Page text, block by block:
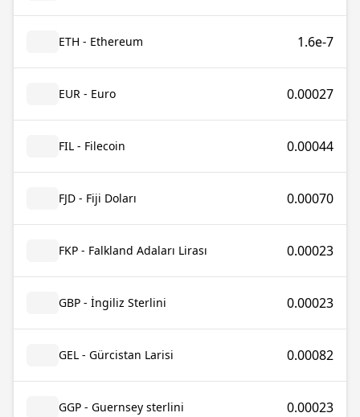
ETH - Ethereum 1.6e-7
EUR - Euro 0.00027
FIL - Filecoin 0.00044
FJD - Fiji Doları 0.00070
FKP - Falkland Adaları Lirası 0.00023
GBP - İngiliz Sterlini 0.00023
GEL - Gürcistan Larisi 0.00082
GGP - Guernsey sterlini 0.00023